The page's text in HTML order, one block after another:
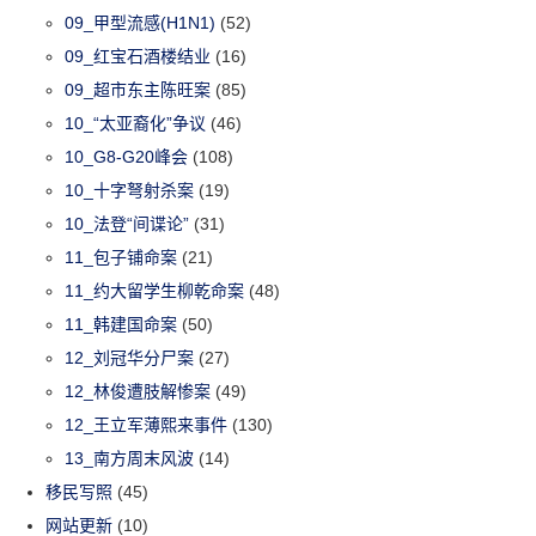
09_甲型流感(H1N1) (52)
09_红宝石酒楼结业 (16)
09_超市东主陈旺案 (85)
10_“太亚裔化”争议 (46)
10_G8-G20峰会 (108)
10_十字弩射杀案 (19)
10_法登“间谍论” (31)
11_包子铺命案 (21)
11_约大留学生柳乾命案 (48)
11_韩建国命案 (50)
12_刘冠华分尸案 (27)
12_林俊遭肢解惨案 (49)
12_王立军薄熙来事件 (130)
13_南方周末风波 (14)
移民写照 (45)
网站更新 (10)